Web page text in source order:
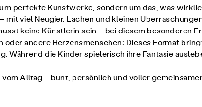
perfekte Kunstwerke, sondern um das, was
viel Neugier, Lachen und kleinen
keine Künstlerin sein – bei diesem besonderen
oder andere Herzensmenschen: Dieses Format
Während die Kinder spielerisch ihre Fantasie
Alltag – bunt, persönlich und voller